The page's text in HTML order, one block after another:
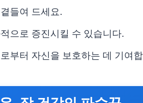
들여 드세요.
으로 증진시킬 수 있습니다.
부터 자신을 보호하는 데 기여